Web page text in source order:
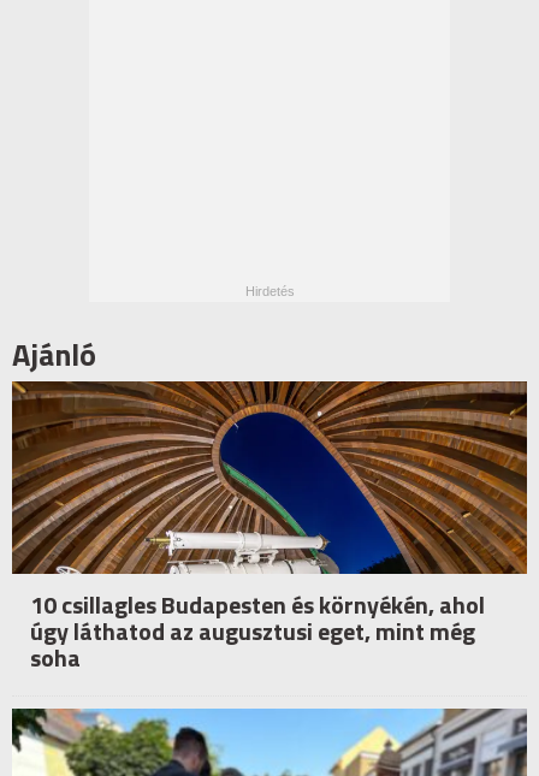
Ajánló
10 csillagles Budapesten és környékén, ahol
úgy láthatod az augusztusi eget, mint még
soha